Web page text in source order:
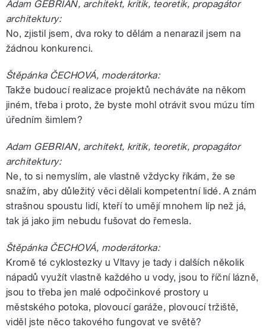
Adam GEBRIAN, architekt, kritik, teoretik, propagátor
architektury:
No, zjistil jsem, dva roky to dělám a nenarazil jsem na
žádnou konkurenci.
Štěpánka ČECHOVÁ, moderátorka:
Takže budoucí realizace projektů necháváte na někom
jiném, třeba i proto, že byste mohl otrávit svou múzu tím
úředním šimlem?
Adam GEBRIAN, architekt, kritik, teoretik, propagátor
architektury:
Ne, to si nemyslím, ale vlastně vždycky říkám, že se
snažím, aby důležitý věci dělali kompetentní lidé. A znám
strašnou spoustu lidí, kteří to umějí mnohem líp než já,
tak já jako jim nebudu fušovat do řemesla.
Štěpánka ČECHOVÁ, moderátorka:
Kromě té cyklostezky u Vltavy je tady i dalších několik
nápadů využít vlastně každého u vody, jsou to říční lázně,
jsou to třeba jen malé odpočinkové prostory u
městského potoka, plovoucí garáže, plovoucí tržiště,
viděl jste něco takového fungovat ve světě?